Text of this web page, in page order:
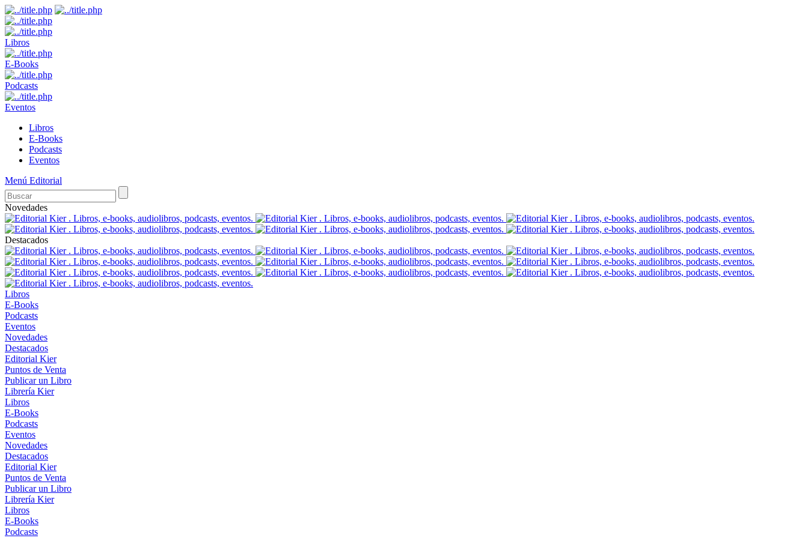
Libros
E-Books
Podcasts
Eventos
Libros
E-Books
Podcasts
Eventos
Menú Editorial
Novedades
Destacados
Libros
E-Books
Podcasts
Eventos
Novedades
Destacados
Editorial Kier
Puntos de Venta
Publicar un Libro
Librería Kier
Libros
E-Books
Podcasts
Eventos
Novedades
Destacados
Editorial Kier
Puntos de Venta
Publicar un Libro
Librería Kier
Libros
E-Books
Podcasts